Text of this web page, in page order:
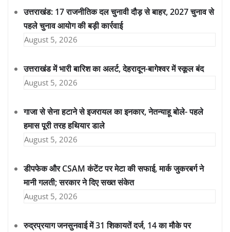
उत्तराखंड: 17 राजनीतिक दल चुनावी दौड़ से बाहर, 2027 चुनाव से
पहले चुनाव आयोग की बड़ी कार्रवाई
August 5, 2026
उत्तराखंड में भारी बारिश का अलर्ट, देहरादून-बागेश्वर में स्कूल बंद
August 5, 2026
गाजा से सेना हटाने से इजरायल का इनकार, नेतन्याहू बोले- पहले
हमास पूरी तरह हथियार डाले
August 5, 2026
डीपफेक और CSAM कंटेंट पर मेटा की सफाई, मार्क जुकरबर्ग ने
मानी गलती; सरकार ने दिए सख्त संकेत
August 5, 2026
रुद्रप्रयाग जनसुनवाई में 31 शिकायतें दर्ज, 14 का मौके पर